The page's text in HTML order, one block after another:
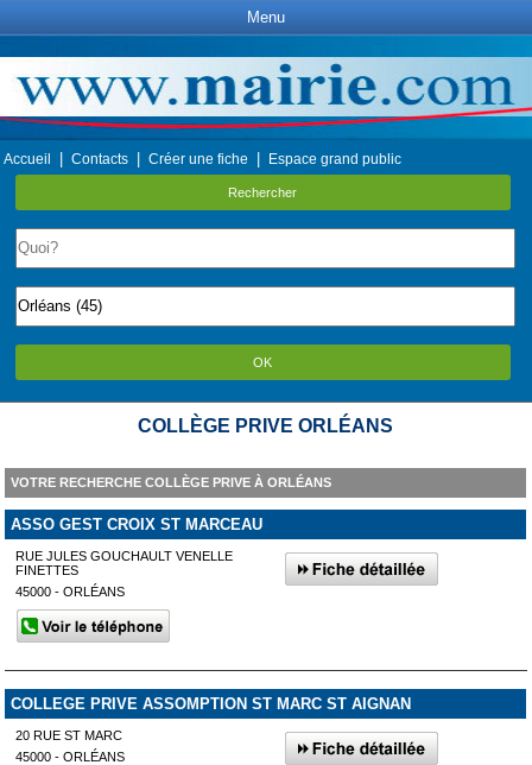
Menu
Accueil Contacts Créer une fiche Espace grand public
Rechercher
OK
COLLÈGE PRIVE ORLÉANS
VOTRE RECHERCHE COLLÈGE PRIVE À ORLÉANS
ASSO GEST CROIX ST MARCEAU
RUE JULES GOUCHAULT VENELLE
FINETTES
45000 - ORLÉANS
COLLEGE PRIVE ASSOMPTION ST MARC ST AIGNAN
20 RUE ST MARC
45000 - ORLÉANS